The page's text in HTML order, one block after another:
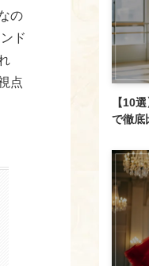
の
ド
点
【10
で徹底